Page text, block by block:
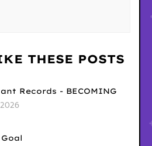
THESE POSTS
Records - BECOMING